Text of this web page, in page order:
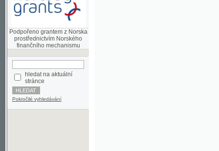
Podpořeno grantem z Norska
prostřednictvím Norského
hledat na aktuální
stránce
Pokročilé vyhledávání